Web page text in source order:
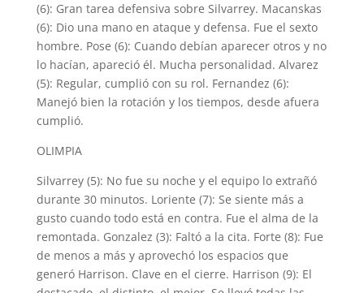
(6): Gran tarea defensiva sobre Silvarrey. Macanskas
(6): Dio una mano en ataque y defensa. Fue el sexto
hombre. Pose (6): Cuando debían aparecer otros y no
lo hacían, apareció él. Mucha personalidad. Alvarez
(5): Regular, cumplió con su rol. Fernandez (6):
Manejó bien la rotación y los tiempos, desde afuera
cumplió.
OLIMPIA
Silvarrey (5): No fue su noche y el equipo lo extrañó
durante 30 minutos. Loriente (7): Se siente más a
gusto cuando todo está en contra. Fue el alma de la
remontada. Gonzalez (3): Faltó a la cita. Forte (8): Fue
de menos a más y aprovechó los espacios que
generó Harrison. Clave en el cierre. Harrison (9): El